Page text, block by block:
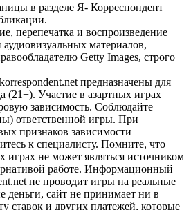
в разделе Я- Корреспондент
перепечатка и воспроизведение
материалов,
Getty Images, строго
предназначены для
(21+). Участие в азартных играх
зависимость. Соблюдайте
ответственной игры. При
признаков зависимости
к специалисту. Помните, что
играх не может являться источником
работе. Информационный
не проводит игры на реальные
деньги, сайт не принимает ни в
ставок и других платежей, которые